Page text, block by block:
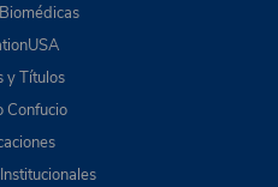
y Títulos
Confucio